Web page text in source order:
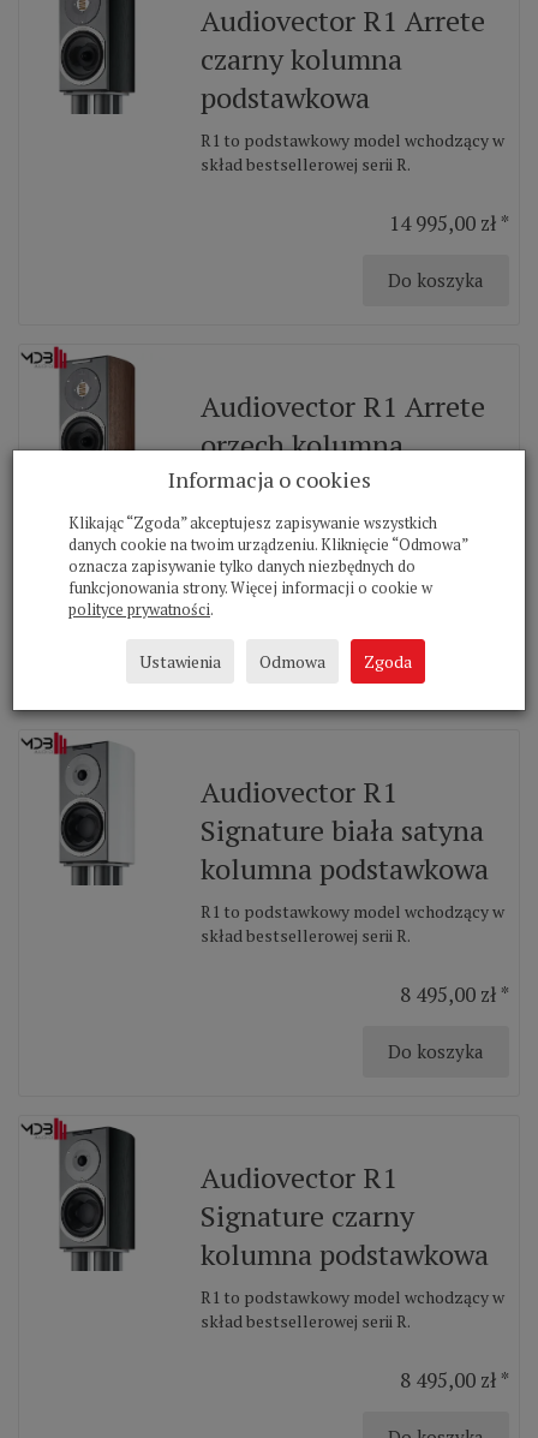
Audiovector R1 Arrete
czarny kolumna
podstawkowa
R1 to podstawkowy model wchodzący w
skład bestsellerowej serii R.
14 995,00 zł *
Do koszyka
Audiovector R1 Arrete
orzech kolumna
podstawkowa
R1 to podstawkowy model wchodzący w
skład bestsellerowej serii R.
Do koszyka
Audiovector R1
Signature biała satyna
kolumna podstawkowa
R1 to podstawkowy model wchodzący w
skład bestsellerowej serii R.
8 495,00 zł *
Do koszyka
Audiovector R1
Signature czarny
kolumna podstawkowa
R1 to podstawkowy model wchodzący w
skład bestsellerowej serii R.
8 495,00 zł *
Informacja o cookies
Klikając “Zgoda” akceptujesz zapisywanie wszystkich
danych cookie na twoim urządzeniu. Kliknięcie “Odmowa”
oznacza zapisywanie tylko danych niezbędnych do
funkcjonowania strony. Więcej informacji o cookie w
polityce prywatności.
Ustawienia Odmowa Zgoda